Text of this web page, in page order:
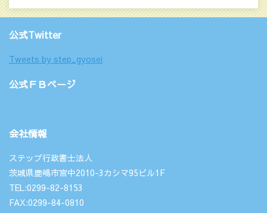
公式Twitter
Tweets by step_gyosei
公式ＦＢページ
会社情報
ステップ行政書士法人
茨城県鹿嶋市宮中2010-3カシマ95ビル1F
TEL:0299-82-8153
FAX:0299-84-0810